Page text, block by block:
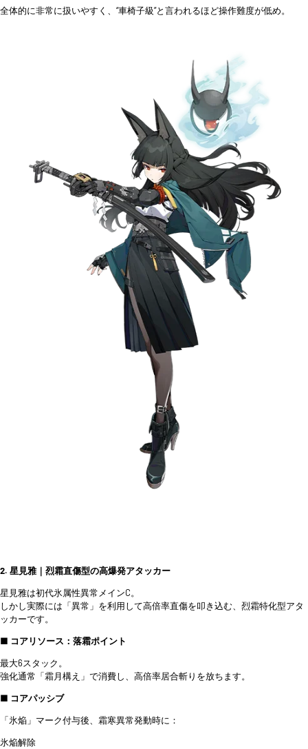
全体的に非常に扱いやすく、“車椅子級”と言われるほど操作難度が低め。
2. 星見雅｜烈霜直傷型の高爆発アタッカー
星見雅は初代氷属性異常メインC。
しかし実際には「異常」を利用して高倍率直傷を叩き込む、烈霜特化型アタ
ッカーです。
■ コアリソース：落霜ポイント
最大6スタック。
強化通常「霜月構え」で消費し、高倍率居合斬りを放ちます。
■ コアパッシブ
「氷焔」マーク付与後、霜寒異常発動時に：
氷焔解除